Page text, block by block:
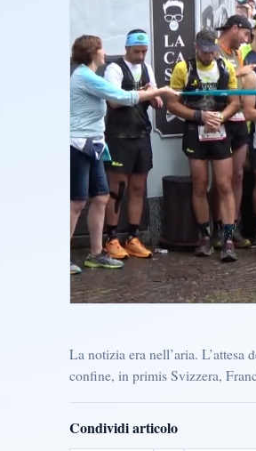
La notizia era nell’aria.
confine, in primis Svizzera,
Condividi articolo